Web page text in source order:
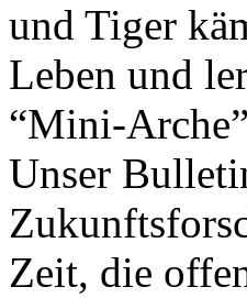
und Tiger
Leben und
“Mini-
Unser
Zeit, die